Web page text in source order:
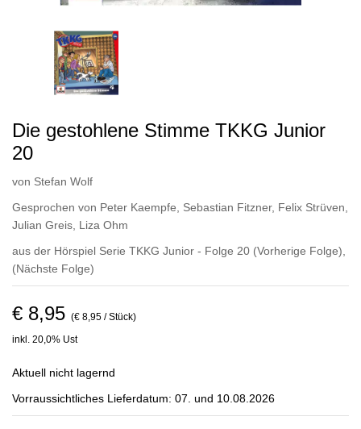
Die gestohlene Stimme TKKG Junior
20
von Stefan Wolf
Gesprochen von Peter Kaempfe Sebastian Fitzner, Felix Strüven
Julian Greis Liza Ohm
aus der Hörspiel Serie TKKG Junior - Folge 20 (Vorherige Folge)
(Nächste Folge)
€ 8,95 (€ 8,95 / Stück)
inkl. 20,0% Ust
Aktuell nicht lagernd
Vorraussichtliches Lieferdatum: 07. und 10.08.2026